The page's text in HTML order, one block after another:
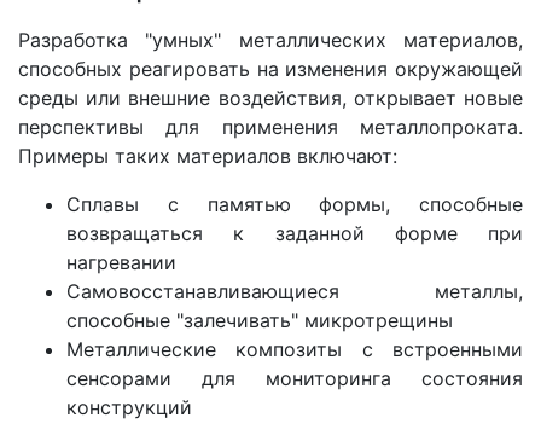
Разработка "умных" металлических материалов,
способных реагировать на изменения окружающей
среды или внешние воздействия, открывает новые
перспективы для применения металлопроката.
Примеры таких материалов включают:
Сплавы с памятью формы, способные
возвращаться к заданной форме при
нагревании
Самовосстанавливающиеся металлы,
способные "залечивать" микротрещины
Металлические композиты с встроенными
сенсорами для мониторинга состояния
конструкций